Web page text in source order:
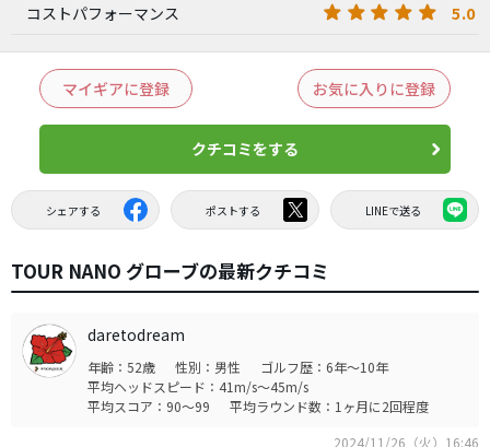
コストパフォーマンス 5.0
マイギアに登録 お気に入りに登録
クチコミをする
シェアする ポストする LINEで送る
TOUR NANO グローブの最新クチコミ
daretodream
年齢：52歳 性別：男性
ゴルフ歴：6年～10年
平均ヘッドスピード：41m/s～45m/s
平均スコア：90～99
平均ラウンド数：1ヶ月に2回程度
2024/11/26（火）16:46